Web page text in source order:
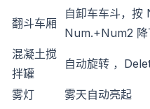
翻斗车厢
自卸车车斗，按
Num.+Num2 降
混凝土搅
拌罐
自动旋转 ，
雾灯
雾天自动亮起